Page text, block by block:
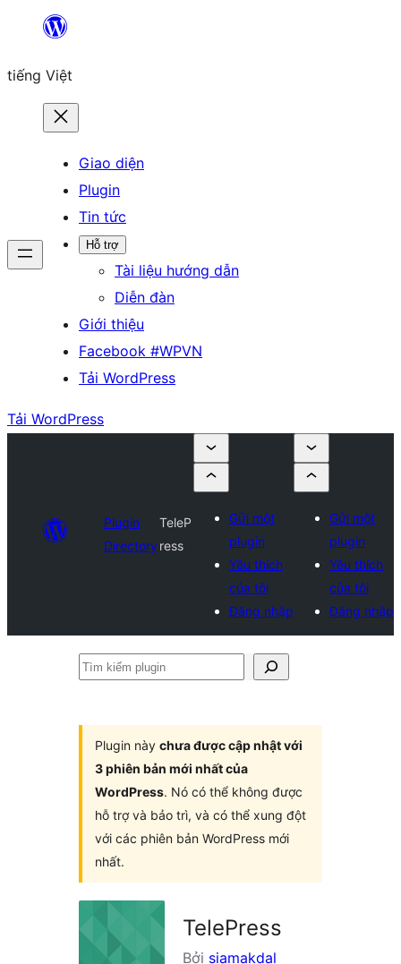
Chuyển
phần
tiếng Việt
Giao diện
Plugin
Tin tức
Hỗ trợ
Tài liệu hướng dẫn
Diễn đàn
Giới thiệu
Facebook #WPVN
Tải WordPress
Tải WordPress
Plugin
Directory
TeleP
ress
Gửi một
plugin
Yêu thích
của tôi
Đăng nhập
Gửi một
plugin
Yêu thích
của tôi
Đăng nhập
Tìm
Plugin này chưa được cập nhật với
3 phiên bản mới nhất của
WordPress. Nó có thể không được
hỗ trợ và bảo trì, và có thể xung đột
với các phiên bản WordPress mới
nhất.
TelePress
Bởi siamakdal